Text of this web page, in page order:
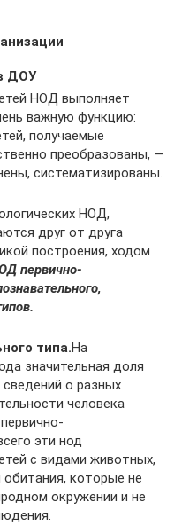
ДОУ
НОД выполняет
важную функцию:
получаемые
преобразованы, —
систематизированы.
НОД,
друг от друга
построения, ходом
первично-
типа.На
значительная доля
сведений о разных
человека
эти нод
с видами животных,
обитания, которые не
окружении и не